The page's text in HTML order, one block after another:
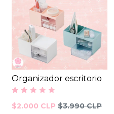
Organizador escritorio
$2.000 CLP $3.990 CLP